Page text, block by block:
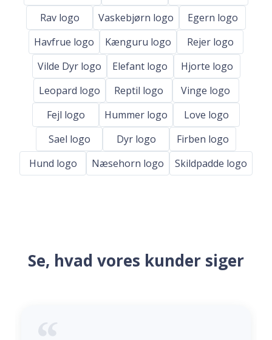
Rav logo
Vaskebjørn logo
Egern logo
Havfrue logo
Kænguru logo
Rejer logo
Vilde Dyr logo
Elefant logo
Hjorte logo
Leopard logo
Reptil logo
Vinge logo
Fejl logo
Hummer logo
Love logo
Sael logo
Dyr logo
Firben logo
Hund logo
Næsehorn logo Skildpadde logo
Se, hvad vores kunder siger